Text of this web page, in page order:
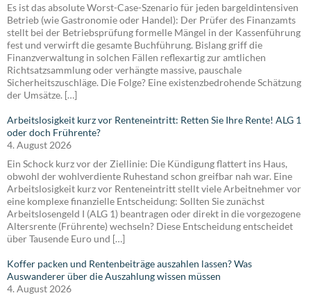
Es ist das absolute Worst-Case-Szenario für jeden bargeldintensiven
Betrieb (wie Gastronomie oder Handel): Der Prüfer des Finanzamts
stellt bei der Betriebsprüfung formelle Mängel in der Kassenführung
fest und verwirft die gesamte Buchführung. Bislang griff die
Finanzverwaltung in solchen Fällen reflexartig zur amtlichen
Richtsatzsammlung oder verhängte massive, pauschale
Sicherheitszuschläge. Die Folge? Eine existenzbedrohende Schätzung
der Umsätze. […]
Arbeitslosigkeit kurz vor Renteneintritt: Retten Sie Ihre Rente! ALG 1
oder doch Frührente?
4. August 2026
Ein Schock kurz vor der Ziellinie: Die Kündigung flattert ins Haus,
obwohl der wohlverdiente Ruhestand schon greifbar nah war. Eine
Arbeitslosigkeit kurz vor Renteneintritt stellt viele Arbeitnehmer vor
eine komplexe finanzielle Entscheidung: Sollten Sie zunächst
Arbeitslosengeld I (ALG 1) beantragen oder direkt in die vorgezogene
Altersrente (Frührente) wechseln? Diese Entscheidung entscheidet
über Tausende Euro und […]
Koffer packen und Rentenbeiträge auszahlen lassen? Was
Auswanderer über die Auszahlung wissen müssen
4. August 2026